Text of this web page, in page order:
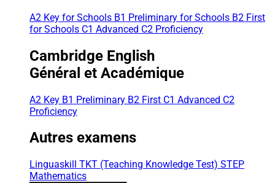
A2 Key for Schools B1 Preliminary for Schools B2 First
for Schools C1 Advanced C2 Proficiency
Cambridge English
Général et Académique
A2 Key B1 Preliminary B2 First C1 Advanced C2
Proficiency
Autres examens
Linguaskill TKT (Teaching Knowledge Test) STEP
Mathematics